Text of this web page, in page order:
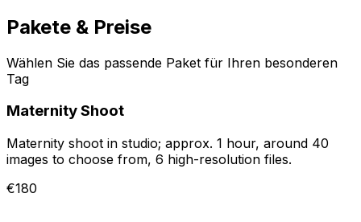
Pakete & Preise
Wählen Sie das passende Paket für Ihren besonderen
Tag
Maternity Shoot
Maternity shoot in studio; approx. 1 hour, around 40
images to choose from, 6 high-resolution files.
€180